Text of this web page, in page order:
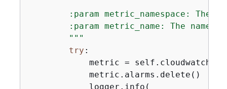
:param metric_namespace: The
:param metric_name: The name
        """
try :
metric =
            metric.alarms.delete()
            logger.info(